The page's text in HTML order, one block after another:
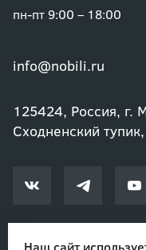
Наш сайт
пн-пт 9:00 – 18:00
info@nobili.ru
125424, Россия, г.
Сходненский